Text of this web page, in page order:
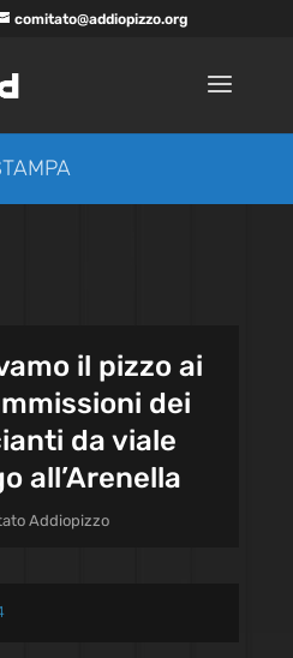
comitato@addiopizzo.org
il pizzo ai
dei
da viale
all’Arenella
Addiopizzo